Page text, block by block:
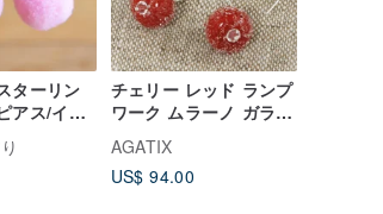
ターリン
アス/イヤ
チェリー レッド ランプ
ワーク ムラーノ ガラス
スターリングシルバー
ロング フック イヤリン
グ ジュエリー ギフト
AGATIX
US$ 94.00